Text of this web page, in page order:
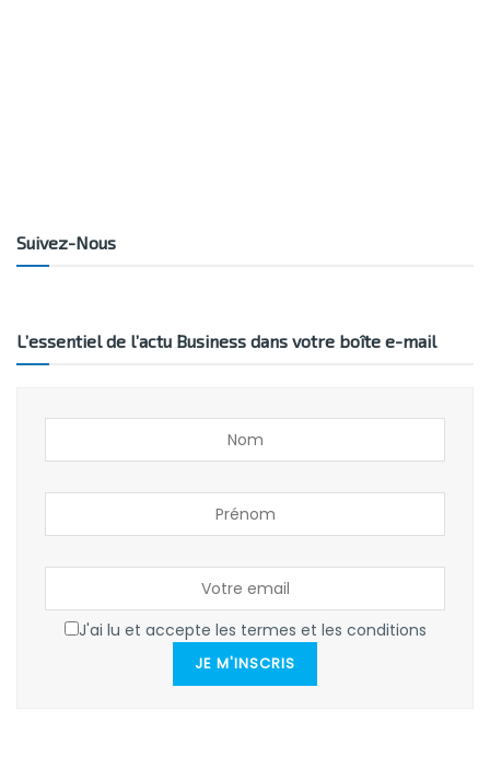
Suivez-Nous
L’essentiel de l’actu Business dans votre boîte e-mail
J'ai lu et accepte les termes et les conditions
JE M'INSCRIS